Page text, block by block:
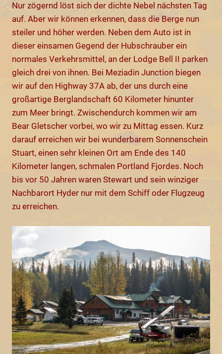
Nur zögernd löst sich der dichte Nebel nächsten Tag
auf. Aber wir können erkennen, dass die Berge nun
steiler und höher werden. Neben dem Auto ist in
dieser einsamen Gegend der Hubschrauber ein
normales Verkehrsmittel, an der Lodge Bell II parken
gleich drei von ihnen. Bei Meziadin Junction biegen
wir auf den Highway 37A ab, der uns durch eine
großartige Berglandschaft 60 Kilometer hinunter
zum Meer bringt. Zwischendurch kommen wir am
Bear Gletscher vorbei, wo wir zu Mittag essen. Kurz
darauf erreichen wir bei wunderbarem Sonnenschein
Stuart, einen sehr kleinen Ort am Ende des 140
Kilometer langen, schmalen Portland Fjordes. Noch
bis vor 50 Jahren waren Stewart und sein winziger
Nachbarort Hyder nur mit dem Schiff oder Flugzeug
zu erreichen.